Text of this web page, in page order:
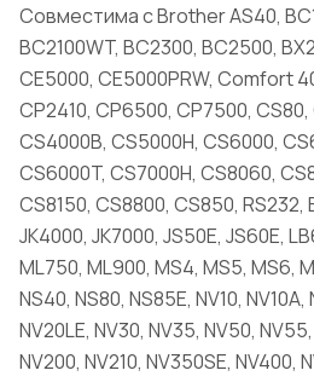
Совместима с Brother AS40,
BC2100WT, BC2300, BC2500,
CE5000, CE5000PRW, Comfort
CP2410, CP6500, CP7500, CS80,
CS4000B, CS5000H, CS6000,
CS6000T, CS7000H, CS8060,
CS8150, CS8800, CS850, RS232,
JK4000, JK7000, JS50E, JS60E,
ML750, ML900, MS4, MS5, MS6,
NS40, NS80, NS85E, NV10, NV10A,
NV20LE, NV30, NV35, NV50,
NV200, NV210, NV350SE, NV400,